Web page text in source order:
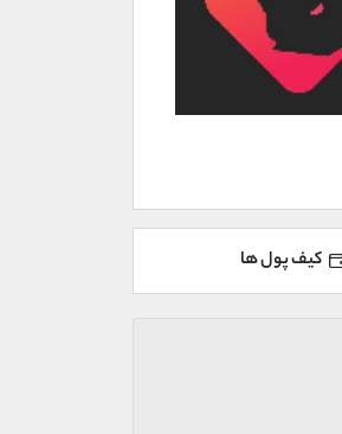
کیف پول ها